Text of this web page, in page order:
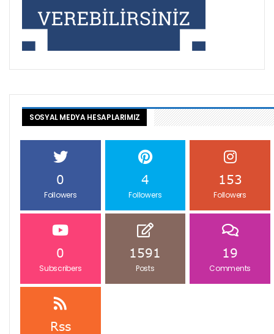
SOSYAL MEDYA HESAPLARIMIZ
0
Followers
4
Followers
153
Followers
0
Subscribers
1591
Posts
19
Comments
Rss